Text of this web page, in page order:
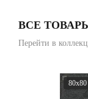
ВСЕ
Перейти в
80x80